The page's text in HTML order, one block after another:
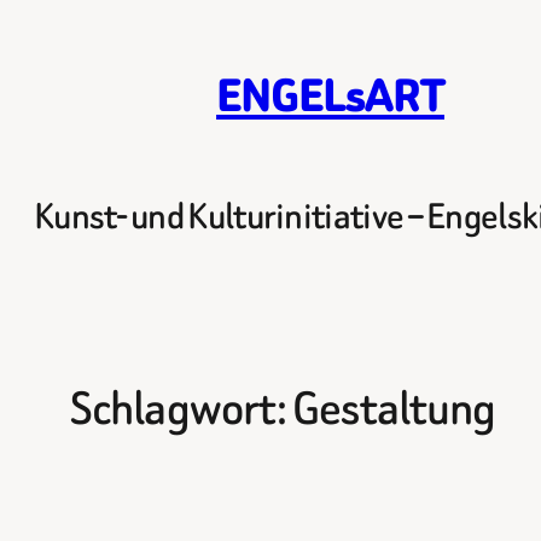
ENGELsART
Kunst- und Kulturinitiative –
Schlagwort:Gestaltung